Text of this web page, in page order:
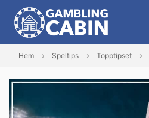
Hem Speltips Topptipset